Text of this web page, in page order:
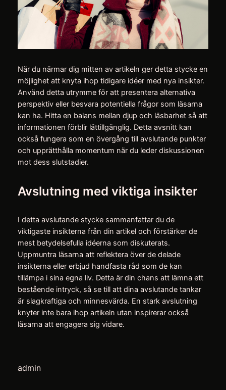
När du närmar dig mitten av artikeln ger detta stycke en
möjlighet att knyta ihop tidigare idéer med nya insikter.
Använd detta utrymme för att presentera alternativa
perspektiv eller besvara potentiella frågor som läsarna
kan ha. Hitta en balans mellan djup och läsbarhet så att
informationen förblir lättillgänglig. Detta avsnitt kan
också fungera som en övergång till avslutande punkter
och upprätthålla momentum när du leder diskussionen
mot dess slutstadier.
Avslutning med viktiga insikter
I detta avslutande stycke sammanfattar du de
viktigaste insikterna från din artikel och förstärker de
mest betydelsefulla idéerna som diskuterats.
Uppmuntra läsarna att reflektera över de delade
insikterna eller erbjud handfasta råd som de kan
tillämpa i sina egna liv. Detta är din chans att lämna ett
bestående intryck, så se till att dina avslutande tankar
är slagkraftiga och minnesvärda. En stark avslutning
knyter inte bara ihop artikeln utan inspirerar också
läsarna att engagera sig vidare.
admin